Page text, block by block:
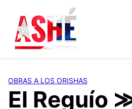
contenido
OBRAS A LOS ORISHAS
El Reguío